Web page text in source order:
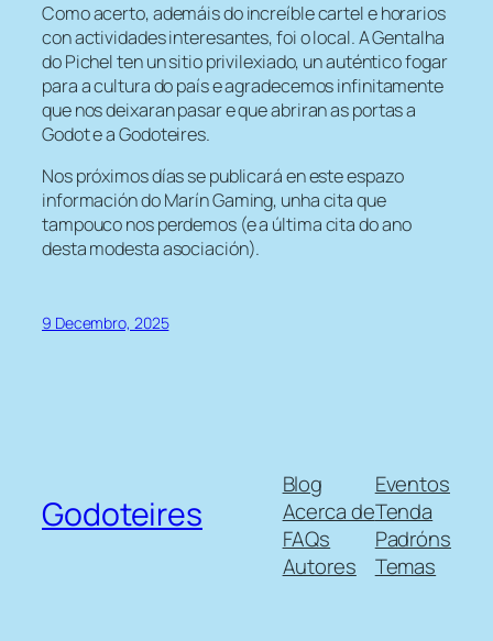
Como acerto, ademáis do increíble cartel e horarios
con actividades interesantes, foi o local. A Gentalha
do Pichel ten un sitio privilexiado, un auténtico fogar
para a cultura do país e agradecemos infinitamente
que nos deixaran pasar e que abriran as portas a
Godot e a Godoteires.
Nos próximos días se publicará en este espazo
información do Marín Gaming, unha cita que
tampouco nos perdemos (e a última cita do ano
desta modesta asociación).
9 Decembro, 2025
Godoteires
Blog
Acerca de
FAQs
Autores
Eventos
Tenda
Padróns
Temas